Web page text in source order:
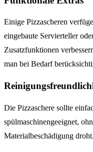
Einige Pizzascheren
eingebaute Servierteller
Zusatzfunktionen
man bei Bedarf
Die Pizzaschere sollte
spülmaschinengeeignet,
Materialbeschädigung droht.